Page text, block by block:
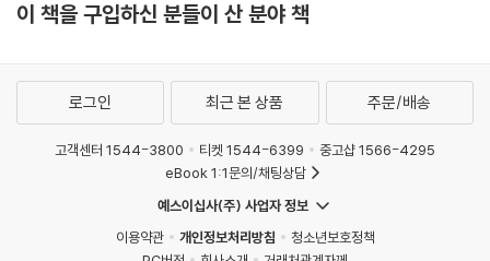
이 책을 구입하신 분들이 산 분야 책
로그인 최근 본 상품 주문/배송
고객센터 1544-3800 티켓 1544-6399
중고샵 1566-4295
eBook 1:1문의/채팅상담
예스이십사(주) 사업자 정보
이용약관
개인정보처리방침
청소년보호정책